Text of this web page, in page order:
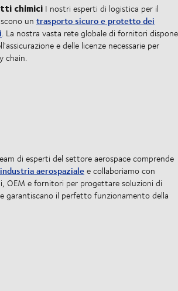
chimici I nostri esperti di logistica per il
un trasporto sicuro e protetto dei
. La nostra vasta rete globale di fornitori dispone
e delle licenze necessarie per
chain.
di esperti del settore aerospace comprende
aerospazialee collaboriamo con
OEM e fornitori per progettare soluzioni di
garantiscano il perfetto funzionamento della